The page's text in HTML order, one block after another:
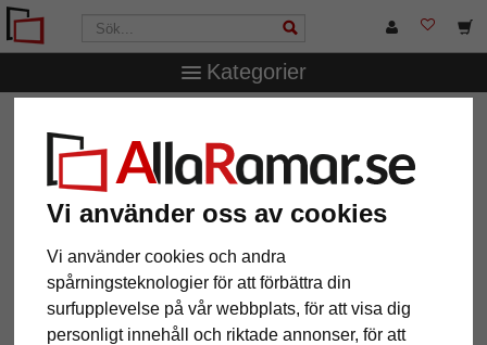
Vi använder oss av cookies
Vi använder cookies och andra
spårningsteknologier för att förbättra din
surfupplevelse på vår webbplats, för att visa dig
personligt innehåll och riktade annonser, för att
Kategorier
Aragon efter mått
Barockram Aragon efter mått